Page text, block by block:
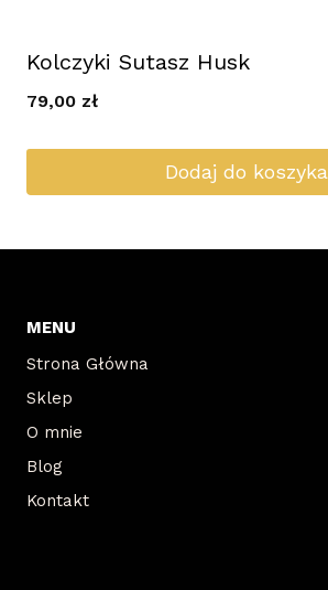
Kolczyki Sutasz Husk
79,00 zł
Dodaj do koszyka
MENU
Strona Główna
Sklep
O mnie
Blog
Kontakt